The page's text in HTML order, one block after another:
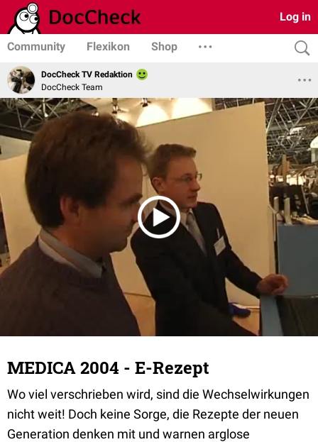
Log in
Community Flexikon Shop
DocCheck TV Redaktion
DocCheck Team
MEDICA 2004 - E-Rezept
Wo viel verschrieben wird, sind die Wechselwirkungen
nicht weit! Doch keine Sorge, die Rezepte der neuen
Generation denken mit und warnen arglose